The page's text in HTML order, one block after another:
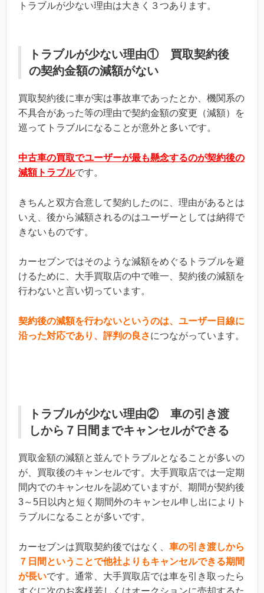
トラブルが少ない理由は大きく３つあります。
トラブルが少ない理由① 買取契約後
の契約金額の減額がない
買取契約後に車が実は事故車であったとか、機関系の
不具合があった等の理由で契約金額の変更（減額）を
巡ってトラブルになることが意外と多いです。
中古車の買取でユーザーが最も懸念するのが契約後の
減額トラブルです。
きちんと双方合意して契約したのに、理由があるとは
いえ、後から減額されるのはユーザーとしては納得で
きないものです。
カーセブンではそのような減額をめぐるトラブルを避
けるために、大手買取店の中で唯一、契約後の減額を
行わないと言い切っています。
契約後の減額を行わないというのは、ユーザー目線に
沿った対応であり、評判の良さにつながっています。
トラブルが少ない理由② 車の引き渡
しから７日間までキャンセルができる
買取金額の減額と並んでトラブルとなることが多いの
が、買取後のキャンセルです。大手買取店では一定期
間内でのキャンセルを認めていますが、期間が契約後
3～5日以内と短く期間外のキャンセル申し出によりト
ラブルになることが多いです。
カーセブンは買取契約後ではなく、 車の引き渡しから
７日間ということで他社よりもキャンセルできる期間
が長いです。通常、大手買取店では車を引き取ったら
すぐに次のお客様若しくはオークションに売却するた